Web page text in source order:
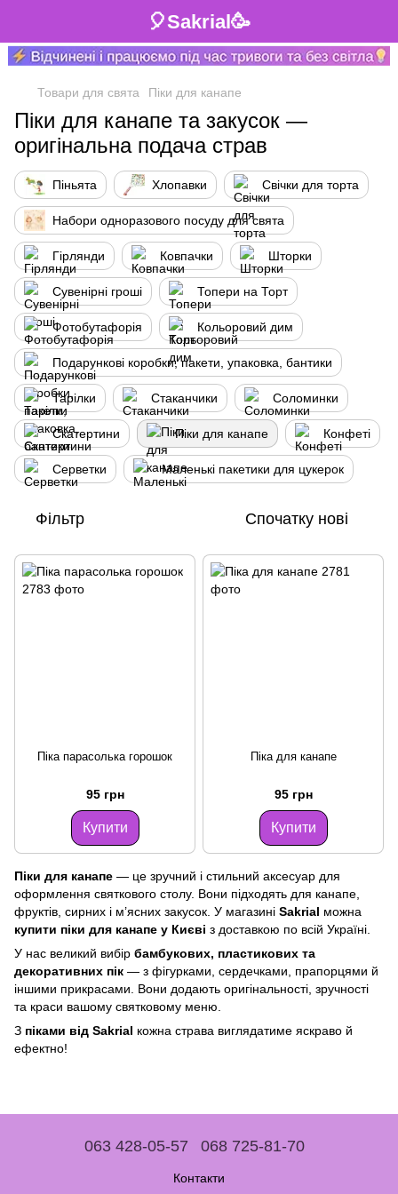
🎈Sakrial🥳
Товари для свята Піки для канапе
Піки для канапе та закусок —
оригінальна подача страв
Піньята Хлопавки Свічки для торта
Набори одноразового посуду для свята
Гірлянди Ковпачки Шторки
Сувенірні гроші Топери на Торт
Фотобутафорія Кольоровий дим
Подарункові коробки, пакети, упаковка, бантики
Тарілки Стаканчики Соломинки
Скатертини Піки для канапе Конфеті
Серветки Маленькі пакетики для цукерок
Фільтр Спочатку нові
Піка парасолька горошок
95 грн
Купити
Піка для канапе
95 грн
Купити
Піки для канапе — це зручний і стильний аксесуар для
оформлення святкового столу. Вони підходять для канапе,
фруктів, сирних і м’ясних закусок. У магазині Sakrial можна
купити піки для канапе у Києві з доставкою по всій Україні.
У нас великий вибір бамбукових, пластикових та
декоративних пік — з фігурками, сердечками, прапорцями й
іншими прикрасами. Вони додають оригінальності, зручності
та краси вашому святковому меню.
З піками від Sakrial кожна страва виглядатиме яскраво й
ефектно!
063 428-05-57 068 725-81-70
Контакти